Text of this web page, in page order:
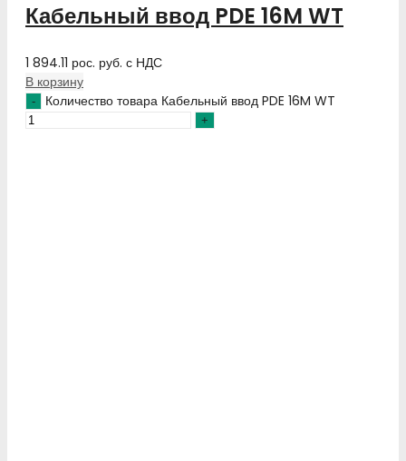
Кабельный ввод PDE 16M WT
1 894.11 рос. руб. с НДС
В корзину
Количество товара Кабельный ввод PDE 16M WT